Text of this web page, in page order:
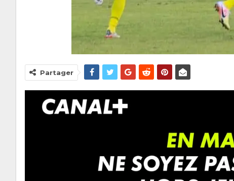
Partager